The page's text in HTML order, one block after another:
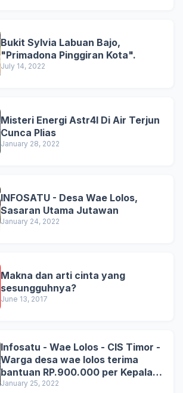
Bukit Sylvia Labuan Bajo,
"Primadona Pinggiran Kota".
July 14, 2022
Misteri Energi Astr4l Di Air Terjun
Cunca Plias
January 28, 2022
INFOSATU - Desa Wae Lolos,
Sasaran Utama Jutawan
January 24, 2022
Makna dan arti cinta yang
sesungguhnya?
June 13, 2017
Infosatu - Wae Lolos - CIS Timor -
Warga desa wae lolos terima
bantuan RP.900.000 per Kepala
Keluarga.
January 25, 2022